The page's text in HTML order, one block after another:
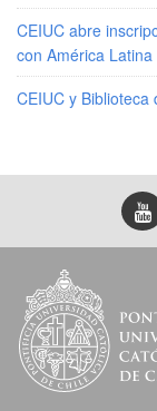
CEIUC abre
con América Latina
CEIUC y